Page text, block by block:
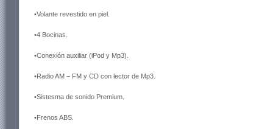
•Volante revestido en piel.
•4 Bocinas.
•Conexión auxiliar (iPod y Mp3).
•Radio AM – FM y CD con lector de Mp3.
•Sistesma de sonido Premium.
•Frenos ABS.